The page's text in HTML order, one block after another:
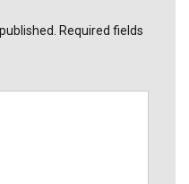
Required fields